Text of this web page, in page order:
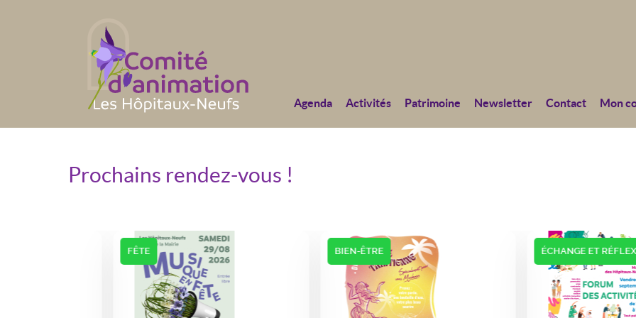
Agenda Activités Patrimoine Newsletter Contact Mon
Prochains rendez-vous !
BIEN-ÊTRE ÉCHANGE ET RÉFLEXIONS